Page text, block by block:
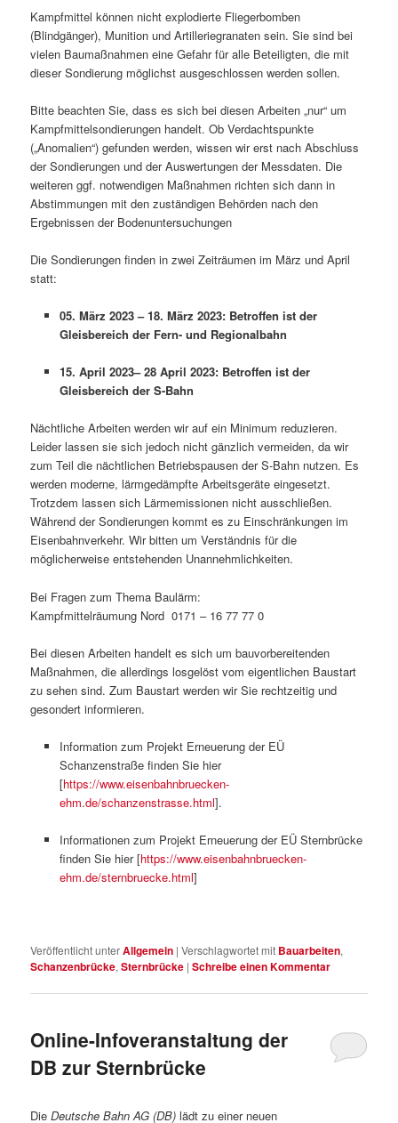
Kampfmittel können nicht explodierte Fliegerbomben
(Blindgänger), Munition und Artilleriegranaten sein. Sie sind bei
vielen Baumaßnahmen eine Gefahr für alle Beteiligten, die mit
dieser Sondierung möglichst ausgeschlossen werden sollen.
Bitte beachten Sie, dass es sich bei diesen Arbeiten „nur“ um
Kampfmittelsondierungen handelt. Ob Verdachtspunkte
(„Anomalien“) gefunden werden, wissen wir erst nach Abschluss
der Sondierungen und der Auswertungen der Messdaten. Die
weiteren ggf. notwendigen Maßnahmen richten sich dann in
Abstimmungen mit den zuständigen Behörden nach den
Ergebnissen der Bodenuntersuchungen
Die Sondierungen finden in zwei Zeiträumen im März und April
statt:
05. März 2023 – 18. März 2023: Betroffen ist der
Gleisbereich der Fern- und Regionalbahn
15. April 2023– 28 April 2023: Betroffen ist der
Gleisbereich der S-Bahn
Nächtliche Arbeiten werden wir auf ein Minimum reduzieren.
Leider lassen sie sich jedoch nicht gänzlich vermeiden, da wir
zum Teil die nächtlichen Betriebspausen der S-Bahn nutzen. Es
werden moderne, lärmgedämpfte Arbeitsgeräte eingesetzt.
Trotzdem lassen sich Lärmemissionen nicht ausschließen.
Während der Sondierungen kommt es zu Einschränkungen im
Eisenbahnverkehr. Wir bitten um Verständnis für die
möglicherweise entstehenden Unannehmlichkeiten.
Bei Fragen zum Thema Baulärm:
Kampfmittelräumung Nord 0171 – 16 77 77 0
Bei diesen Arbeiten handelt es sich um bauvorbereitenden
Maßnahmen, die allerdings losgelöst vom eigentlichen Baustart
zu sehen sind. Zum Baustart werden wir Sie rechtzeitig und
gesondert informieren.
Information zum Projekt Erneuerung der EÜ
Schanzenstraße finden Sie hier
[https://www.eisenbahnbruecken-
ehm.de/schanzenstrasse.html].
Informationen zum Projekt Erneuerung der EÜ Sternbrücke
finden Sie hier [https://www.eisenbahnbruecken-
ehm.de/sternbruecke.html]
Veröffentlicht unterAllgemein |Verschlagwortet mit Bauarbeiten,
Schanzenbrücke,Sternbrücke |Schreibe einen Kommentar
Online-Infoveranstaltung der
DB zur Sternbrücke
DieDeutsche Bahn AG (DB) lädt zu einer neuen